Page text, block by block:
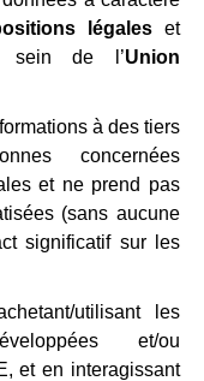
légales et
de l’Union
à des tiers
concernées
et ne prend pas
(sans aucune
significatif sur les
utilisant les
et/ou
et en interagissant